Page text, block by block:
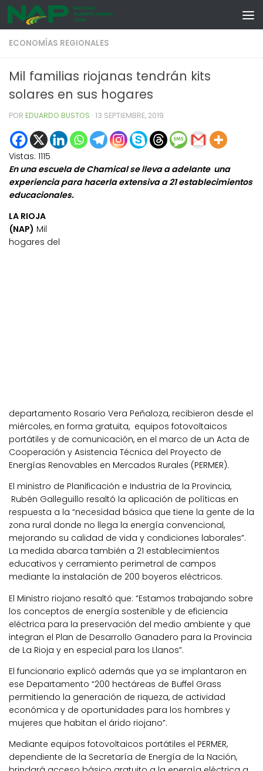
Skip to content
ECONOMÍAS REGIONALES
Mil familias riojanas tendrán kits
solares en sus hogares
POR EDUARDO BUSTOS · 13 SEPTIEMBRE, 2019
Vistas: 1115
En una escuela de Chamical se lleva a adelante una
experiencia para hacerla extensiva a 21 establecimientos
educacionales.
LA RIOJA
(NAP) Mil
hogares del
departamento Rosario Vera Peñaloza, recibieron desde el
miércoles, en forma gratuita, equipos fotovoltaicos
portátiles y de comunicación, en el marco de un Acta de
Cooperación y Asistencia Técnica del Proyecto de
Energías Renovables en Mercados Rurales (PERMER).
El ministro de Planificación e Industria de la Provincia,
Rubén Galleguillo resaltó la aplicación de políticas en
respuesta a la “necesidad básica que tiene la gente de la
zona rural donde no llega la energía convencional,
mejorando su calidad de vida y condiciones laborales”.
La medida abarca también a 21 establecimientos
educativos y cerramiento perimetral de campos
mediante la instalación de 200 boyeros eléctricos.
El Ministro riojano resaltó que: “Estamos trabajando sobre
los conceptos de energía sostenible y de eficiencia
eléctrica para la preservación del medio ambiente y que
integran el Plan de Desarrollo Ganadero para la Provincia
de La Rioja y en especial para los Llanos”.
El funcionario explicó además que ya se implantaron en
ese Departamento “200 hectáreas de Buffel Grass
permitiendo la generación de riqueza, de actividad
económica y de oportunidades para los hombres y
mujeres que habitan el árido riojano”.
Mediante equipos fotovoltaicos portátiles el PERMER,
dependiente de la Secretaría de Energía de la Nación,